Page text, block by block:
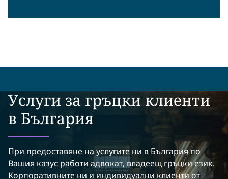
Услуги за гръцки клиенти
в България
При предоставяне на услугите ни в България по
Вашия казус работи адвокат, владеещ гръцки език.
Корпоративните ни и индивидуални клиенти от